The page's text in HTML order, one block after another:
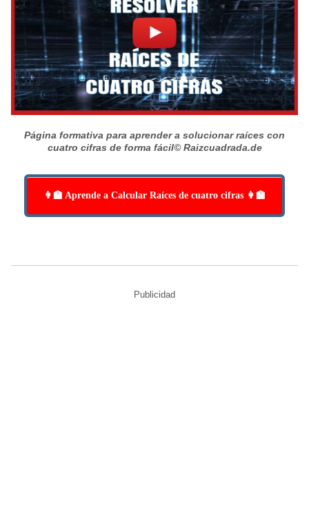
Página formativa para aprender a solucionar raíces con
cuatro cifras de forma fácil© Raizcuadrada.de
👩‍🏫 Aprende a Calcular Raíces de cuatro cifras 👩‍🏫
Publicidad